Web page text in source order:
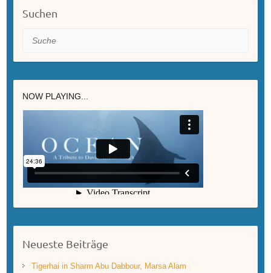
Suchen
Suche
NOW PLAYING...
Neueste Beiträge
Tigerhai in Sharm Abu Dabbour, Marsa Alam